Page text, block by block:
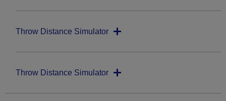
Throw Distance Simulator
Throw Distance Simulator